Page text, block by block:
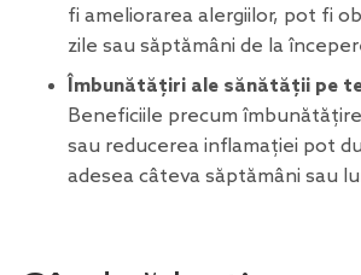
fi ameliorarea alergiilor, pot fi
zile sau săptămâni de la
Îmbunătățiri ale sănătății pe
Beneficiile precum
sau reducerea inflamației pot
adesea câteva săptămâni sau